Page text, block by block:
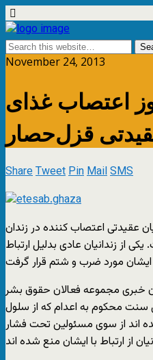
November 24, 2013
اعتصاب غذای
قزل‌حصار
ShareTweetPinMailSMS
عقیدتی اعتصاب کننده در زندان
از زندانیان عادی بدلیل ارتباط
خبری مجموعه فعالان حقوق بشر
سنت محکوم به اعدام که از سلول
اند از سوی مسئولین تحت فشار